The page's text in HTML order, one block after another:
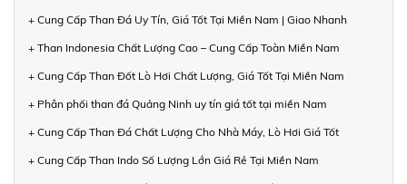
+ Cung Cấp Than Đá Uy Tín, Giá Tốt Tại Miền Nam | Giao Nhanh
+ Than Indonesia Chất Lượng Cao – Cung Cấp Toàn Miền Nam
+ Cung Cấp Than Đốt Lò Hơi Chất Lượng, Giá Tốt Tại Miền Nam
+ Phân phối than đá Quảng Ninh uy tín giá tốt tại miền Nam
+ Cung Cấp Than Đá Chất Lượng Cho Nhà Máy, Lò Hơi Giá Tốt
+ Cung Cấp Than Indo Số Lượng Lớn Giá Rẻ Tại Miền Nam